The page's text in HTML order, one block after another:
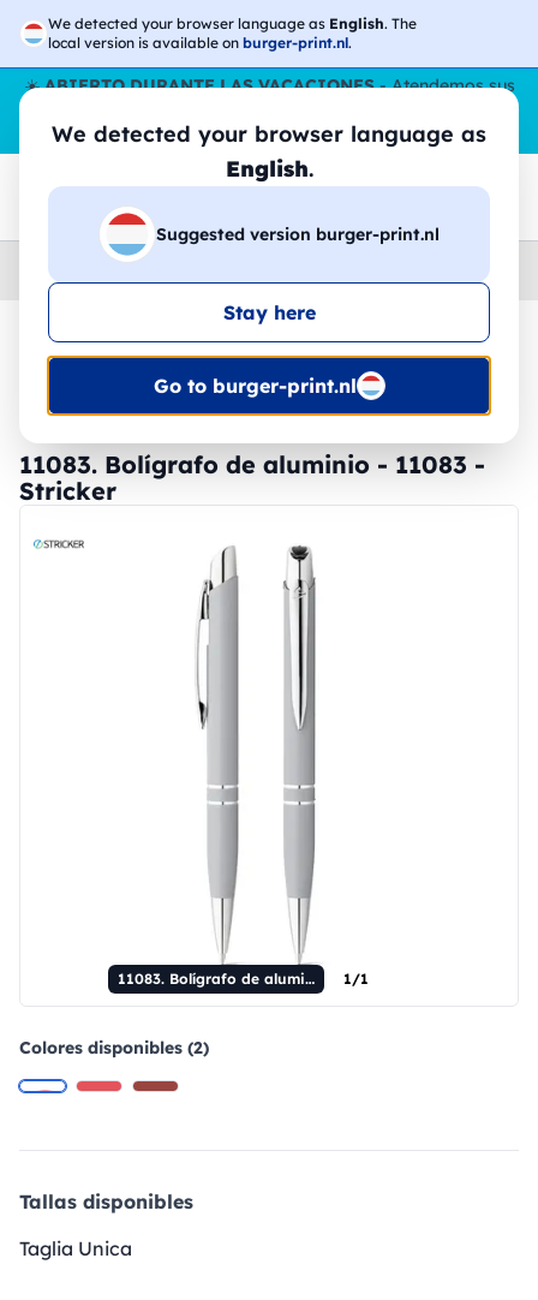
We detected your browser language as English. The
local version is available on burger-print.nl.
We detected your browser language as
English.
Suggested version burger-print.nl
Stay here
Go to burger-print.nl
☀️ABIERTO DURANTE LAS VACACIONES- Atendemos sus
pedidos durante todo el verano, incluso en agosto.
Sin parar
😎🌴
Home
🔥 -30% de impresión DTF
11083. Bolígrafo de aluminio - 11083 -
Stricker
11083. Bolígrafo de aluminio 1/1
Colores disponibles (2)
Tallas disponibles
Taglia Unica